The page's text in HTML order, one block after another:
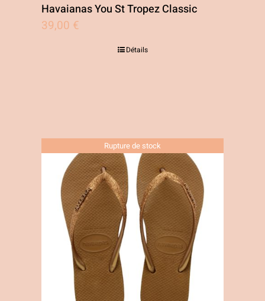
Havaianas You St Tropez Classic
39,00 €
Détails
Rupture de stock